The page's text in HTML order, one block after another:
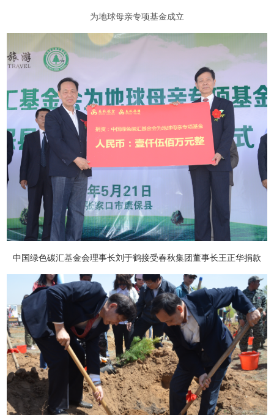
为地球母亲专项基金成立
中国绿色碳汇基金会理事长刘于鹤接受春秋集团董事长王正华捐款